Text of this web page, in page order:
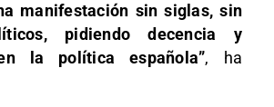
manifestación sin siglas, sin
pidiendo decencia y
la política española”, ha